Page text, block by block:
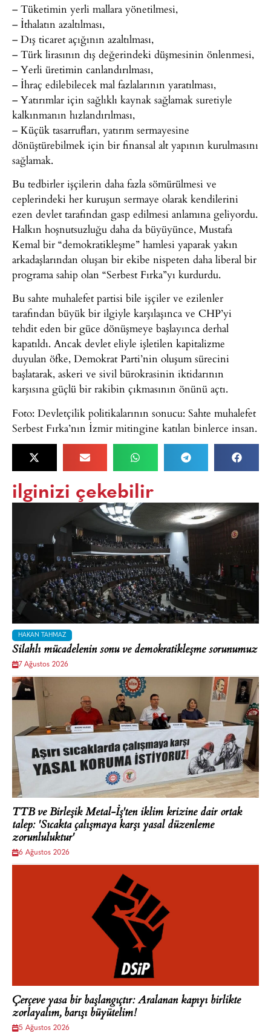
– Tüketimin yerli mallara yönetilmesi,
– İthalatın azaltılması,
– Dış ticaret açığının azaltılması,
– Türk lirasının dış değerindeki düşmesinin önlenmesi,
– Yerli üretimin canlandırılması,
– İhraç edilebilecek mal fazlalarının yaratılması,
– Yatırımlar için sağlıklı kaynak sağlamak suretiyle
kalkınmanın hızlandırılması,
– Küçük tasarrufları, yatırım sermayesine
dönüştürebilmek için bir finansal alt yapının kurulmasını
sağlamak.
Bu tedbirler işçilerin daha fazla sömürülmesi ve
ceplerindeki her kuruşun sermaye olarak kendilerini
ezen devlet tarafından gasp edilmesi anlamına geliyordu.
Halkın hoşnutsuzluğu daha da büyüyünce, Mustafa
Kemal bir “demokratikleşme” hamlesi yaparak yakın
arkadaşlarından oluşan bir ekibe nispeten daha liberal bir
programa sahip olan “Serbest Fırka”yı kurdurdu.
Bu sahte muhalefet partisi bile işçiler ve ezilenler
tarafından büyük bir ilgiyle karşılaşınca ve CHP’yi
tehdit eden bir güce dönüşmeye başlayınca derhal
kapatıldı. Ancak devlet eliyle işletilen kapitalizme
duyulan öfke, Demokrat Parti’nin oluşum sürecini
başlatarak, askeri ve sivil bürokrasinin iktidarının
karşısına güçlü bir rakibin çıkmasının önünü açtı.
Foto: Devletçilik politikalarının sonucu: Sahte muhalefet
Serbest Fırka’nın İzmir mitingine katılan binlerce insan.
ilginizi çekebilir
HAKAN TAHMAZ
Silahlı mücadelenin sonu ve demokratikleşme sorunumuz
7 Ağustos 2026
TTB ve Birleşik Metal-İş'ten iklim krizine dair ortak
talep: 'Sıcakta çalışmaya karşı yasal düzenleme
zorunluluktur'
6 Ağustos 2026
Çerçeve yasa bir başlangıçtır: Aralanan kapıyı birlikte
zorlayalım, barışı büyütelim!
5 Ağustos 2026